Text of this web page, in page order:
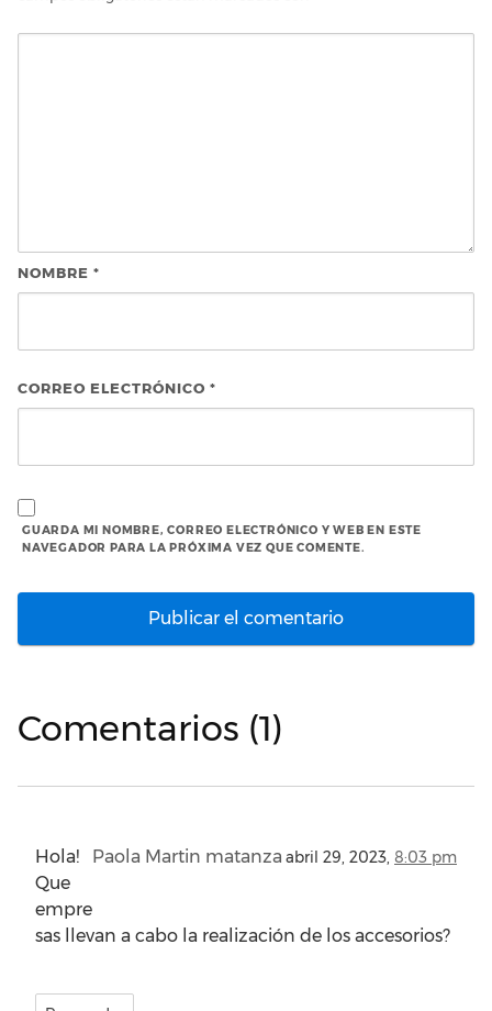
NOMBRE *
CORREO ELECTRÓNICO *
GUARDA MI NOMBRE, CORREO ELECTRÓNICO Y WEB EN ESTE
NAVEGADOR PARA LA PRÓXIMA VEZ QUE COMENTE.
Comentarios (1)
Paola Martin matanza abril 29, 2023, 8:03 pm
Hola!
Que
empre
sas llevan a cabo la realización de los accesorios?